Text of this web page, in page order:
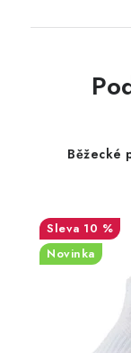
Běžecké
10 %
Novinka